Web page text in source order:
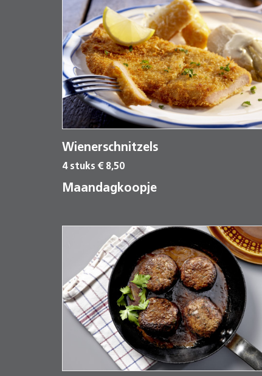
Wienerschnitzels
4 stuks € 8,50
Maandagkoopje